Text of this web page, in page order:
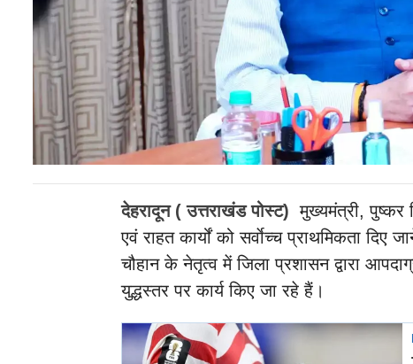
देहरादून ( उत्तराखंड पोस्ट) मुख्यमंत्री, पुष्कर
एवं राहत कार्यों को सर्वाेच्च प्राथमिकता
चौहान के नेतृत्व में जिला प्रशासन द्वारा
युद्धस्तर पर कार्य किए जा रहे हैं।